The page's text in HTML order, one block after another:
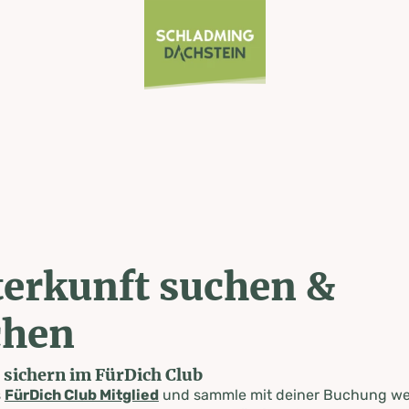
suchen &
im FürDich Club
FürDich Club Mitgliedund sammle mit deiner Buchung